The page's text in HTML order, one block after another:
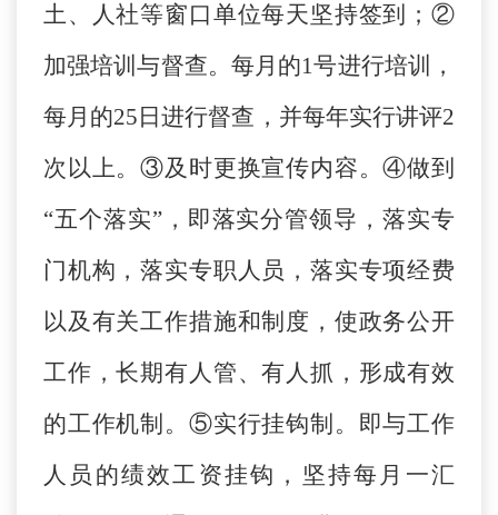
土、人社等窗口单位每天坚持签到；②
加强培训与督查。每月的1号进行培训，
每月的25日进行督查，并每年实行讲评2
次以上。③及时更换宣传内容。④做到
“五个落实”，即落实分管领导，落实专
门机构，落实专职人员，落实专项经费
以及有关工作措施和制度，使政务公开
工作，长期有人管、有人抓，形成有效
的工作机制。⑤实行挂钩制。即与工作
人员的绩效工资挂钩，坚持每月一汇